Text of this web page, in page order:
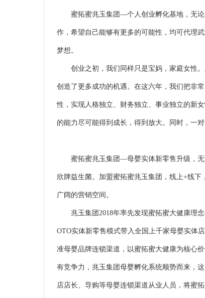
蜜拓蜜兆玉集团—个人创业孵化基地，无论
作，希望自己能够有更多的可能性，均可代理
梦想。
创业之初，我们同样只是宝妈，家庭女性。
创造了更多成功的机遇。在这六年，我们把非
性，实现人格独立、财务独立、事业独立的新
的能力尽可能得到成长，得到放大。同时，一
蜜拓蜜兆玉集团—母婴实体新零售升级，无
欣牌益生菌。加盟蜜拓蜜兆玉集团，线上+线
广阔的营销空间。
兆玉集团2018年率先发现蜜拓蜜大健康理念
OTO实体新零售模式带入全国上千家母婴实体
准母婴品牌连锁渠道，以蜜拓蜜大健康为核心
有竞争力，兆玉集团母婴孵化系统顺势而来，
店店长、导购等母婴连锁渠道从业人员，将蜜